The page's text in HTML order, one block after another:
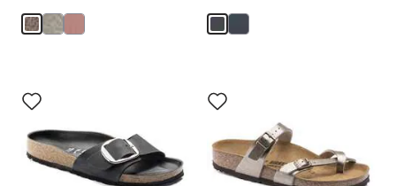
Anklicken
der
Farben
werden
die
Produktbilder
Anklicken
der
werden
die
Produktbilder